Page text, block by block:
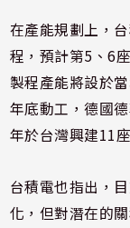
在產能規劃上，
程，預計第5、6
製程產能將設於
年底動工，德國
年於台灣興建11
台積電也指出，
化，但對潛在的